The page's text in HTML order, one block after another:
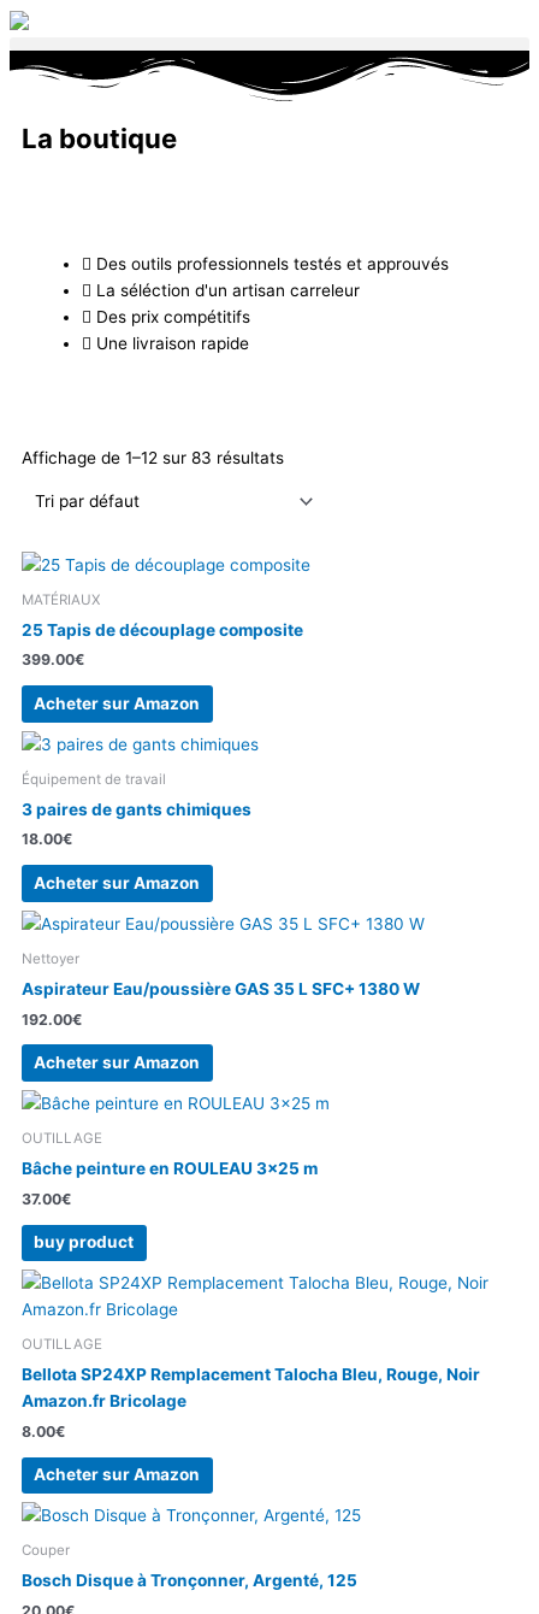
Aller
contenu
La boutique
Des outils professionnels testés et approuvés
La séléction d'un artisan carreleur
Des prix compétitifs
Une livraison rapide
Affichage de 1–12 sur 83 résultats
MATÉRIAUX
25 Tapis de découplage composite
399.00€
Acheter sur Amazon
Équipement de travail
3 paires de gants chimiques
18.00€
Acheter sur Amazon
Nettoyer
Aspirateur Eau/poussière GAS 35 L SFC+ 1380 W
192.00€
Acheter sur Amazon
OUTILLAGE
Bâche peinture en ROULEAU 3×25 m
37.00€
buy product
OUTILLAGE
Bellota SP24XP Remplacement Talocha Bleu, Rouge, Noir
Amazon.fr Bricolage
8.00€
Acheter sur Amazon
Couper
Bosch Disque à Tronçonner, Argenté, 125